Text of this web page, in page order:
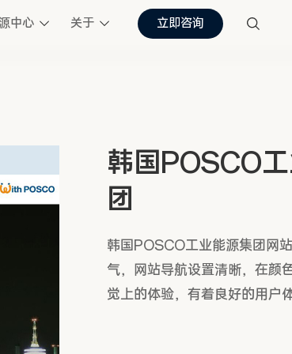
中心 关于 立即咨询
韩国POSCO
团
韩国POSCO工业能源集团网
气，网站导航设置清晰，在颜
觉上的体验，有着良好的用户体